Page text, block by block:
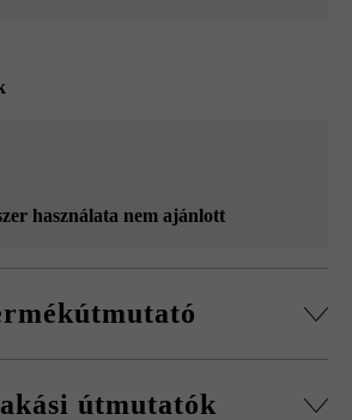
használata nem ajánlott
Vadkötésben történő lerakás esetén
útmutatók